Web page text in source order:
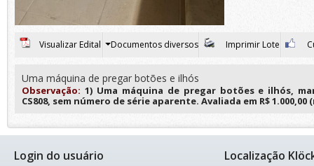
Visualizar Edital Documentos diversos Imprimir Lote
Uma máquina de pregar botões e ilhós
Observação: 1) Uma máquina de pregar botões e ilhós,
CS808, sem número de série aparente. Avaliada em R$ 1.000,00
Login do usuário Localização